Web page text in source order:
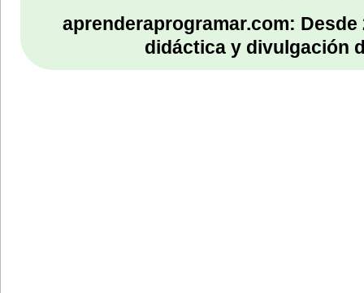
aprenderaprogramar.com:
didáctica y divulgación